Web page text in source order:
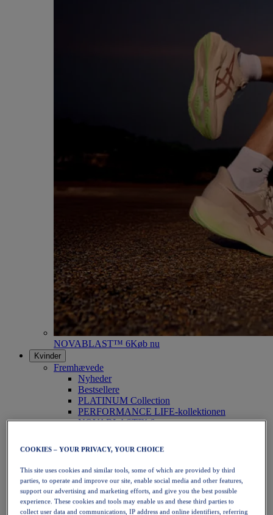
NOVABLAST™ 6Køb nu
Kvinder
Fremhævede
Nyheder
Bestsellere
PLATINUM Collection
PERFORMANCE LIFE-kollektionen
NOVABLAST™ 6
Løb
Trailløb
Tennis
Volleyball
Håndbold
Padel
Netbold
COOKIES – YOUR PRIVACY, YOUR CHOICE
This site uses cookies and similar tools, some of which are provided by third
parties, to operate and improve our site, enable social media and other features,
support our advertising and marketing efforts, and give you the best possible
experience. These cookies and tools may enable us and these third parties to
collect user data and communications, IP address and online identifiers, referring